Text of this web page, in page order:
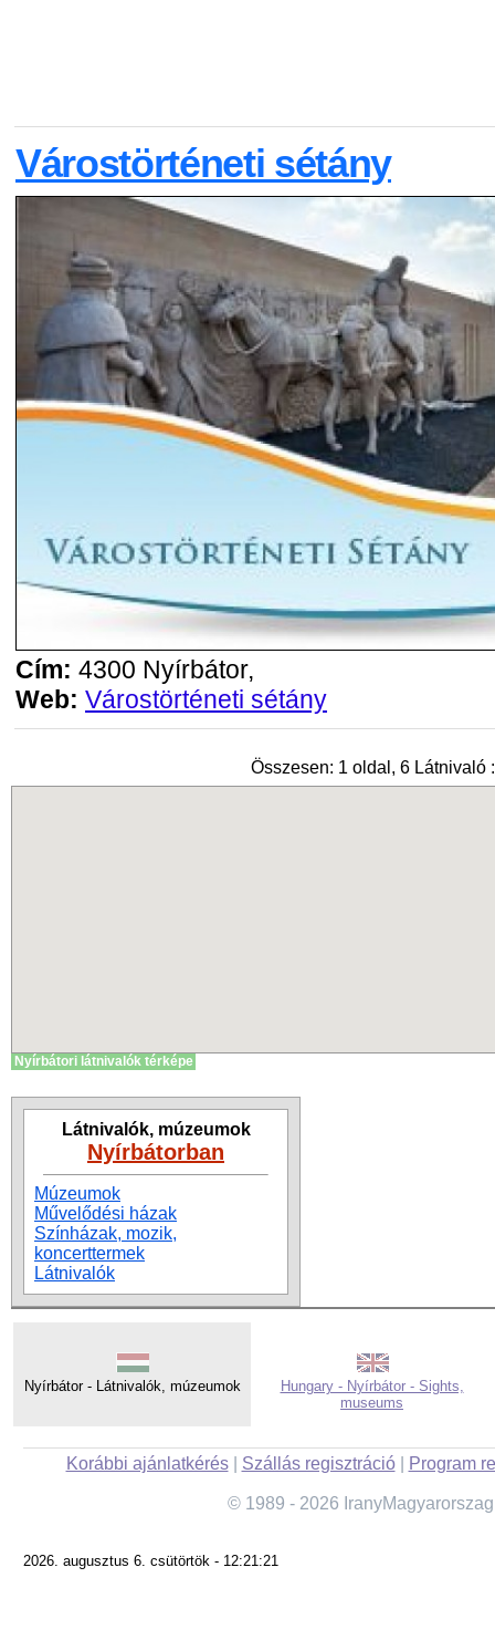
Várostörténeti sétány
Cím: 4300 Nyírbátor,
Web: Várostörténeti sétány
Összesen: 1 oldal, 6 Látnivaló :
Nyírbátori látnivalók térképe
Látnivalók, múzeumok
Nyírbátorban
Múzeumok
Művelődési házak
Színházak, mozik,
koncerttermek
Látnivalók
Nyírbátor - Látnivalók, múzeumok
Hungary - Nyírbátor - Sights,
museums
Korábbi ajánlatkérés| Szállás regisztráció| Program
© 1989 - 2026
2026. augusztus 6. csütörtök - 12:21:21